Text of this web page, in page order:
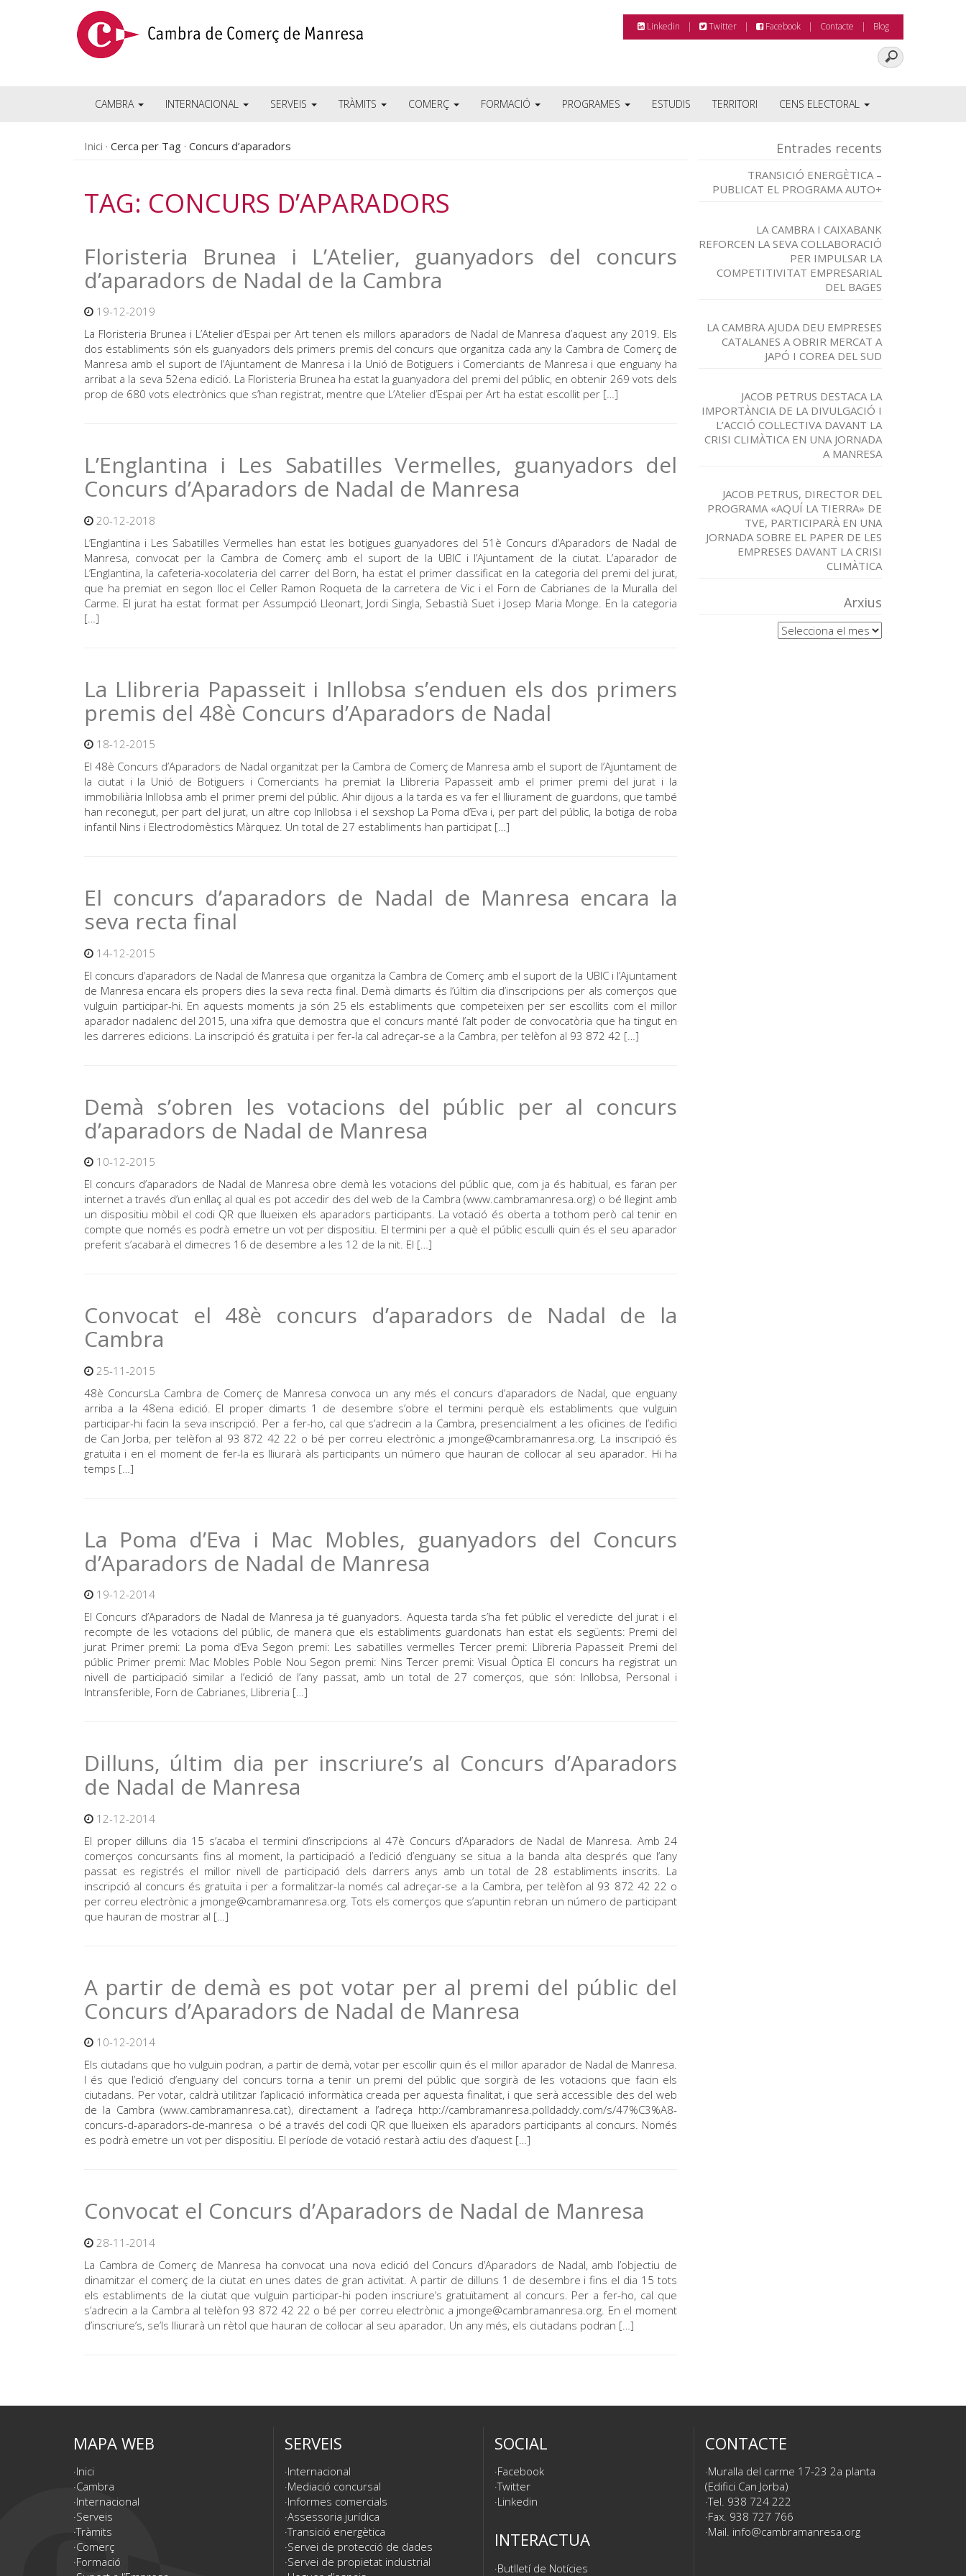
Linkedin Twitter Facebook Contacte Blog
CAMBRA INTERNACIONAL SERVEIS TRÀMITS COMERÇ FORMACIÓ PROGRAMES ESTUDIS TERRITORI CENS ELECTORAL
Inici Cerca per Tag Concurs d’aparadors
TAG: CONCURS D’APARADORS
Floristeria Brunea i L’Atelier, guanyadors del concurs
d’aparadors de Nadal de la Cambra
19-12-2019
La Floristeria Brunea i L’Atelier d’Espai per Art tenen els millors aparadors de Nadal de Manresa d’aquest any 2019. Els
dos establiments són els guanyadors dels primers premis del concurs que organitza cada any la Cambra de Comerç de
Manresa amb el suport de l’Ajuntament de Manresa i la Unió de Botiguers i Comerciants de Manresa i que enguany ha
arribat a la seva 52ena edició. La Floristeria Brunea ha estat la guanyadora del premi del públic, en obtenir 269 vots dels
prop de 680 vots electrònics que s’han registrat, mentre que L’Atelier d’Espai per Art ha estat escollit per […]
L’Englantina i Les Sabatilles Vermelles, guanyadors del
Concurs d’Aparadors de Nadal de Manresa
20-12-2018
L’Englantina i Les Sabatilles Vermelles han estat les botigues guanyadores del 51è Concurs d’Aparadors de Nadal de
Manresa, convocat per la Cambra de Comerç amb el suport de la UBIC i l’Ajuntament de la ciutat. L’aparador de
L’Englantina, la cafeteria-xocolateria del carrer del Born, ha estat el primer classificat en la categoria del premi del jurat,
que ha premiat en segon lloc el Celler Ramon Roqueta de la carretera de Vic i el Forn de Cabrianes de la Muralla del
Carme. El jurat ha estat format per Assumpció Lleonart, Jordi Singla, Sebastià Suet i Josep Maria Monge. En la categoria
[…]
La Llibreria Papasseit i Inllobsa s’enduen els dos primers
premis del 48è Concurs d’Aparadors de Nadal
18-12-2015
El 48è Concurs d’Aparadors de Nadal organitzat per la Cambra de Comerç de Manresa amb el suport de l’Ajuntament de
la ciutat i la Unió de Botiguers i Comerciants ha premiat la Llibreria Papasseit amb el primer premi del jurat i la
immobiliària Inllobsa amb el primer premi del públic. Ahir dijous a la tarda es va fer el lliurament de guardons, que també
han reconegut, per part del jurat, un altre cop Inllobsa i el sexshop La Poma d’Eva i, per part del públic, la botiga de roba
infantil Nins i Electrodomèstics Màrquez. Un total de 27 establiments han participat […]
El concurs d’aparadors de Nadal de Manresa encara la
seva recta final
14-12-2015
El concurs d’aparadors de Nadal de Manresa que organitza la Cambra de Comerç amb el suport de la UBIC i l’Ajuntament
de Manresa encara els propers dies la seva recta final. Demà dimarts és l’últim dia d’inscripcions per als comerços que
vulguin participar-hi. En aquests moments ja són 25 els establiments que competeixen per ser escollits com el millor
aparador nadalenc del 2015, una xifra que demostra que el concurs manté l’alt poder de convocatòria que ha tingut en
les darreres edicions. La inscripció és gratuïta i per fer-la cal adreçar-se a la Cambra, per telèfon al 93 872 42 […]
Demà s’obren les votacions del públic per al concurs
d’aparadors de Nadal de Manresa
10-12-2015
El concurs d’aparadors de Nadal de Manresa obre demà les votacions del públic que, com ja és habitual, es faran per
internet a través d’un enllaç al qual es pot accedir des del web de la Cambra (www.cambramanresa.org) o bé llegint amb
un dispositiu mòbil el codi QR que llueixen els aparadors participants. La votació és oberta a tothom però cal tenir en
compte que només es podrà emetre un vot per dispositiu. El termini per a què el públic esculli quin és el seu aparador
preferit s’acabarà el dimecres 16 de desembre a les 12 de la nit. El […]
Convocat el 48è concurs d’aparadors de Nadal de la
Cambra
25-11-2015
48è ConcursLa Cambra de Comerç de Manresa convoca un any més el concurs d’aparadors de Nadal, que enguany
arriba a la 48ena edició. El proper dimarts 1 de desembre s’obre el termini perquè els establiments que vulguin
participar-hi facin la seva inscripció. Per a fer-ho, cal que s’adrecin a la Cambra, presencialment a les oficines de l’edifici
de Can Jorba, per telèfon al 93 872 42 22 o bé per correu electrònic a jmonge@cambramanresa.org. La inscripció és
gratuïta i en el moment de fer-la es lliurarà als participants un número que hauran de col·locar al seu aparador. Hi ha
temps […]
La Poma d’Eva i Mac Mobles, guanyadors del Concurs
d’Aparadors de Nadal de Manresa
19-12-2014
El Concurs d’Aparadors de Nadal de Manresa ja té guanyadors. Aquesta tarda s’ha fet públic el veredicte del jurat i el
recompte de les votacions del públic, de manera que els establiments guardonats han estat els següents: Premi del
jurat Primer premi: La poma d’Eva Segon premi: Les sabatilles vermelles Tercer premi: Llibreria Papasseit Premi del
públic Primer premi: Mac Mobles Poble Nou Segon premi: Nins Tercer premi: Visual Òptica El concurs ha registrat un
nivell de participació similar a l’edició de l’any passat, amb un total de 27 comerços, que són: Inllobsa, Personal i
Intransferible, Forn de Cabrianes, Llibreria […]
Dilluns, últim dia per inscriure’s al Concurs d’Aparadors
de Nadal de Manresa
12-12-2014
El proper dilluns dia 15 s’acaba el termini d’inscripcions al 47è Concurs d’Aparadors de Nadal de Manresa. Amb 24
comerços concursants fins al moment, la participació a l’edició d’enguany se situa a la banda alta després que l’any
passat es registrés el millor nivell de participació dels darrers anys amb un total de 28 establiments inscrits. La
inscripció al concurs és gratuïta i per a formalitzar-la només cal adreçar-se a la Cambra, per telèfon al 93 872 42 22 o
per correu electrònic a jmonge@cambramanresa.org. Tots els comerços que s’apuntin rebran un número de participant
que hauran de mostrar al […]
A partir de demà es pot votar per al premi del públic del
Concurs d’Aparadors de Nadal de Manresa
10-12-2014
Els ciutadans que ho vulguin podran, a partir de demà, votar per escollir quin és el millor aparador de Nadal de Manresa.
I és que l’edició d’enguany del concurs torna a tenir un premi del públic que sorgirà de les votacions que facin els
ciutadans. Per votar, caldrà utilitzar l’aplicació informàtica creada per aquesta finalitat, i que serà accessible des del web
de la Cambra (www.cambramanresa.cat), directament a l’adreça http://cambramanresa.polldaddy.com/s/47%C3%A8-
concurs-d-aparadors-de-manresa o bé a través del codi QR que llueixen els aparadors participants al concurs. Només
es podrà emetre un vot per dispositiu. El període de votació restarà actiu des d’aquest […]
Convocat el Concurs d’Aparadors de Nadal de Manresa
28-11-2014
La Cambra de Comerç de Manresa ha convocat una nova edició del Concurs d’Aparadors de Nadal, amb l’objectiu de
dinamitzar el comerç de la ciutat en unes dates de gran activitat. A partir de dilluns 1 de desembre i fins el dia 15 tots
els establiments de la ciutat que vulguin participar-hi poden inscriure’s gratuïtament al concurs. Per a fer-ho, cal que
s’adrecin a la Cambra al telèfon 93 872 42 22 o bé per correu electrònic a jmonge@cambramanresa.org. En el moment
d’inscriure’s, se’ls lliurarà un rètol que hauran de col·locar al seu aparador. Un any més, els ciutadans podran […]
Entrades recents
TRANSICIÓ ENERGÈTICA –
PUBLICAT EL PROGRAMA AUTO+
LA CAMBRA I CAIXABANK
REFORCEN LA SEVA COL·LABORACIÓ
PER IMPULSAR LA
COMPETITIVITAT EMPRESARIAL
DEL BAGES
LA CAMBRA AJUDA DEU EMPRESES
CATALANES A OBRIR MERCAT A
JAPÓ I COREA DEL SUD
JACOB PETRUS DESTACA LA
IMPORTÀNCIA DE LA DIVULGACIÓ I
L’ACCIÓ COL·LECTIVA DAVANT LA
CRISI CLIMÀTICA EN UNA JORNADA
A MANRESA
JACOB PETRUS, DIRECTOR DEL
PROGRAMA «AQUÍ LA TIERRA» DE
TVE, PARTICIPARÀ EN UNA
JORNADA SOBRE EL PAPER DE LES
EMPRESES DAVANT LA CRISI
CLIMÀTICA
Arxius
Arxius
MAPA WEB
Inici
Cambra
Internacional
Serveis
Tràmits
Comerç
Formació
SERVEIS
Internacional
Mediació concursal
Informes comercials
Assessoria jurídica
Transició energètica
Servei de protecció de dades
Servei de propietat industrial
SOCIAL
Facebook
Twitter
Linkedin
INTERACTUA
Butlletí de Notícies
CONTACTE
Muralla del carme 17-23 2a planta
(Edifici Can Jorba)
Tel. 938 724 222
Fax. 938 727 766
Mail. info@cambramanresa.org